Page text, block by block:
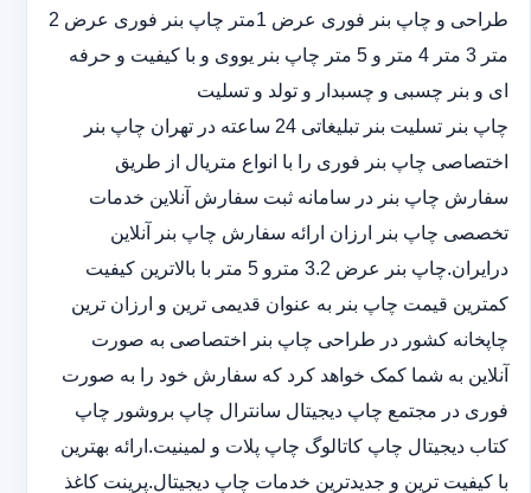
طراحی و چاپ بنر فوری عرض 1متر چاپ بنر فوری عرض 2
متر 3 متر 4 متر و 5 متر چاپ بنر یووی و با کیفیت و حرفه
ای و بنر چسبی و چسبدار و تولد و تسلیت
چاپ بنر تسلیت بنر تبلیغاتی 24 ساعته در تهران چاپ بنر
اختصاصی چاپ بنر فوری را با انواع متریال از طریق
سفارش چاپ بنر در سامانه ثبت سفارش آنلاین خدمات
تخصصی چاپ بنر ارزان ارائه سفارش چاپ بنر آنلاین
درایران.چاپ بنر عرض 3.2 مترو 5 متر با بالاترین کیفیت
کمترین قیمت چاپ بنر به عنوان قدیمی ترین و ارزان ترین
چاپخانه کشور در طراحی چاپ بنر اختصاصی به صورت
آنلاین به شما کمک خواهد کرد که سفارش خود را به صورت
فوری در مجتمع چاپ دیجیتال سانترال چاپ بروشور چاپ
کتاب دیجیتال چاپ کاتالوگ چاپ پلات و لمینیت.ارائه بهترین
با کیفیت ترین و جدیدترین خدمات چاپ دیجیتال.پرینت کاغذ